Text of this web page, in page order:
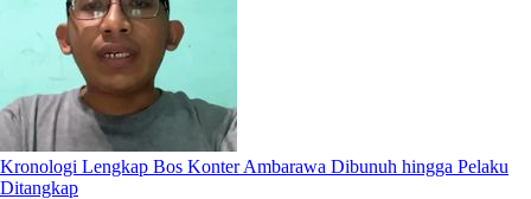
Kronologi Lengkap Bos Konter Ambarawa Dibunuh hingga Pelaku
Ditangkap